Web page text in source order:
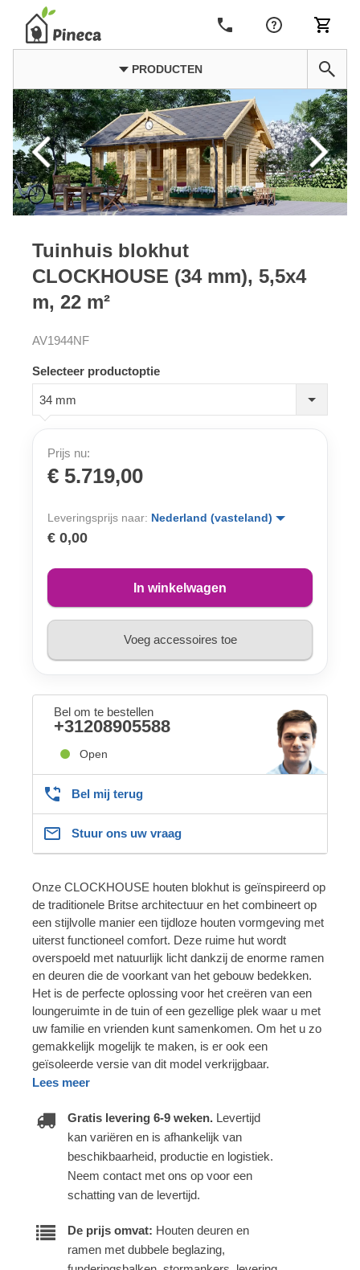
PRODUCTEN
Tuinhuis blokhut
CLOCKHOUSE (34 mm), 5,5x4
m, 22 m²
AV1944NF
Selecteer productoptie
34 mm
Prijs nu:
€ 5.719,00
Leveringsprijs naar: Nederland (vasteland)
€ 0,00
In winkelwagen
Voeg accessoires toe
Bel om te bestellen
+31208905588
Open
Bel mij terug
Stuur ons uw vraag
Onze CLOCKHOUSE houten blokhut is geïnspireerd op
de traditionele Britse architectuur en het combineert op
een stijlvolle manier een tijdloze houten vormgeving met
uiterst functioneel comfort. Deze ruime hut wordt
overspoeld met natuurlijk licht dankzij de enorme ramen
en deuren die de voorkant van het gebouw bedekken.
Het is de perfecte oplossing voor het creëren van een
loungeruimte in de tuin of een gezellige plek waar u met
uw familie en vrienden kunt samenkomen. Om het u zo
gemakkelijk mogelijk te maken, is er ook een
geïsoleerde versie van dit model verkrijgbaar.
Lees meer
Gratis levering 6-9 weken. Levertijd
kan variëren en is afhankelijk van
beschikbaarheid, productie en logistiek.
Neem contact met ons op voor een
schatting van de levertijd.
De prijs omvat: Houten deuren en
ramen met dubbele beglazing,